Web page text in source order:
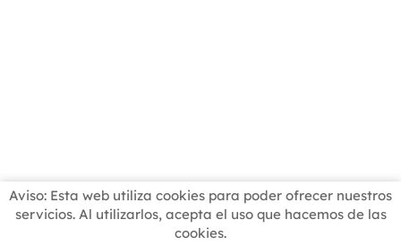
Aviso: Esta web utiliza cookies para poder ofrecer nuestros
servicios. Al utilizarlos, acepta el uso que hacemos de las
cookies.